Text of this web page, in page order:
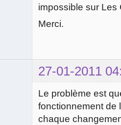
impossible sur Les
Merci.
27-01-2011
Le problème est
fonctionnement de
chaque